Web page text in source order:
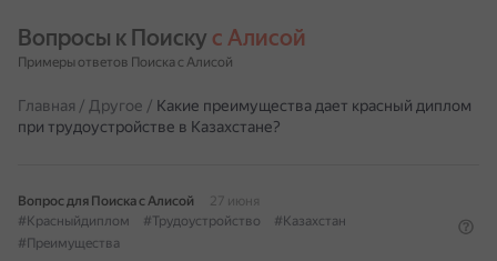
Вопросы к Поиску с Алисой
Примеры ответов Поиска с Алисой
Главная / Другое / Какие преимущества дает красный диплом
при трудоустройстве в Казахстане?
Вопрос для Поиска с Алисой
27 июня
#Красныйдиплом
#Трудоустройство
#Казахстан
#Преимущества